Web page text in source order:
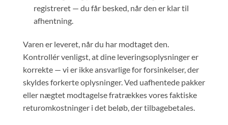
registreret — du får besked, når den er klar til
afhentning.
Varen er leveret, når du har modtaget den.
Kontrollér venligst, at dine leveringsoplysninger er
korrekte — vi er ikke ansvarlige for forsinkelser, der
skyldes forkerte oplysninger. Ved uafhentede pakker
eller nægtet modtagelse fratrækkes vores faktiske
returomkostninger i det beløb, der tilbagebetales.